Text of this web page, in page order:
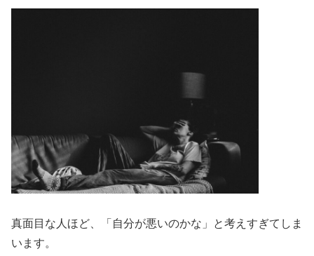
真面目な人ほど、「自分が悪いのかな」と考えすぎてしま
います。